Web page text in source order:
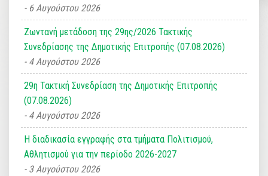
6 Αυγούστου 2026
Ζωντανή μετάδοση της 29ης/2026 Τακτικής
Συνεδρίασης της Δημοτικής Επιτροπής (07.08.2026)
4 Αυγούστου 2026
29η Τακτική Συνεδρίαση της Δημοτικής Επιτροπής
(07.08.2026)
4 Αυγούστου 2026
Η διαδικασία εγγραφής στα τμήματα Πολιτισμού,
Αθλητισμού για την περίοδο 2026-2027
3 Αυγούστου 2026